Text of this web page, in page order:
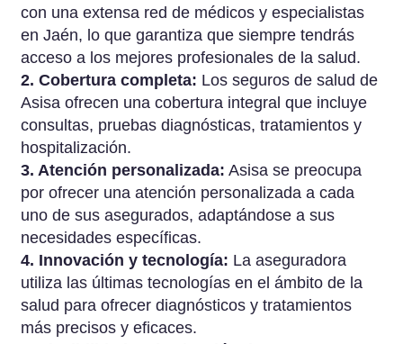
con una extensa red de médicos y especialistas
en Jaén, lo que garantiza que siempre tendrás
acceso a los mejores profesionales de la salud.
2. Cobertura completa: Los seguros de salud de
Asisa ofrecen una cobertura integral que incluye
consultas, pruebas diagnósticas, tratamientos y
hospitalización.
3. Atención personalizada: Asisa se preocupa
por ofrecer una atención personalizada a cada
uno de sus asegurados, adaptándose a sus
necesidades específicas.
4. Innovación y tecnología: La aseguradora
utiliza las últimas tecnologías en el ámbito de la
salud para ofrecer diagnósticos y tratamientos
más precisos y eficaces.